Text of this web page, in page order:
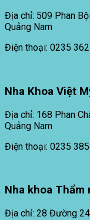
Địa chỉ: 509 Phan
Quảng Nam
Điện thoại: 0235
Nha Khoa Việt
Địa chỉ: 168 Phan
Quảng Nam
Điện thoại: 0235
Nha khoa Thẩm
Địa chỉ: 28 Đường